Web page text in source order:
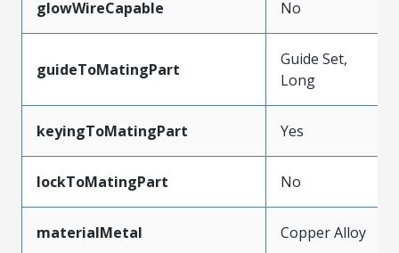
glowWireCapable No
guideToMatingPart
Guide Set,
Long
keyingToMatingPart Yes
lockToMatingPart No
materialMetal Copper Alloy